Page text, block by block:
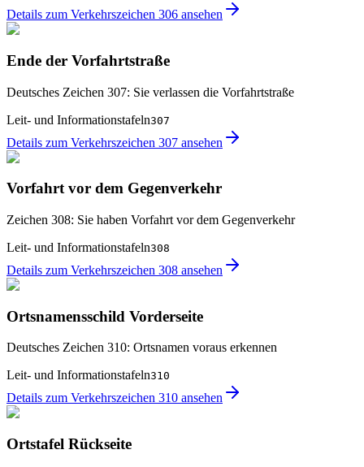
Details zum Verkehrszeichen 306 ansehen
Ende der Vorfahrtstraße
Deutsches Zeichen 307: Sie verlassen die Vorfahrtstraße
Leit- und Informationstafeln307
Details zum Verkehrszeichen 307 ansehen
Vorfahrt vor dem Gegenverkehr
Zeichen 308: Sie haben Vorfahrt vor dem Gegenverkehr
Leit- und Informationstafeln308
Details zum Verkehrszeichen 308 ansehen
Ortsnamensschild Vorderseite
Deutsches Zeichen 310: Ortsnamen voraus erkennen
Leit- und Informationstafeln310
Details zum Verkehrszeichen 310 ansehen
Ortstafel Rückseite